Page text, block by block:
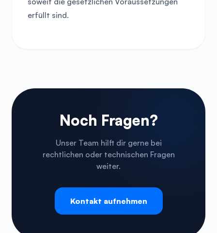
erfüllt sind.
Noch Fragen?
Unser Team hilft dir gerne bei
rechtlichen oder technischen Fragen
weiter.
Kontakt aufnehmen